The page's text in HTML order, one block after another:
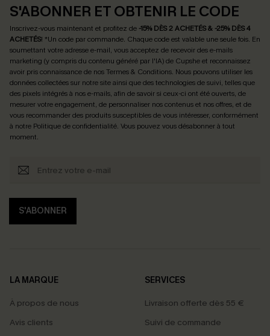
S'ABONNER ET OBTENIR LE CODE
Inscrivez-vous maintenant et profitez de -15% DÈS 2 ACHETÉS & -25% DÈS 4
ACHETÉS! *Un code par commande. Chaque code est valable une seule fois. En
soumettant votre adresse e-mail, vous acceptez de recevoir des e-mails
marketing (y compris du contenu généré par l'IA) de Cupshe et reconnaissez
avoir pris connaissance de nosTermes & Conditions. Nous pouvons utiliser les
données collectées sur notre site ainsi que des technologies de suivi, telles que
des pixels intégrés à nos e-mails, afin de savoir si ceux-ci ont été ouverts, de
mesurer votre engagement, de personnaliser nos contenus et nos offres, et de
vous recommander des produits susceptibles de vous intéresser, conformément
à notre Politique de confidentialité. Vous pouvez vous désabonner à tout
moment.
S'ABONNER
LA MARQUE
À propos de nous
Avis clients
SERVICES
Livraison offerte dès 55 €
Suivi de commande